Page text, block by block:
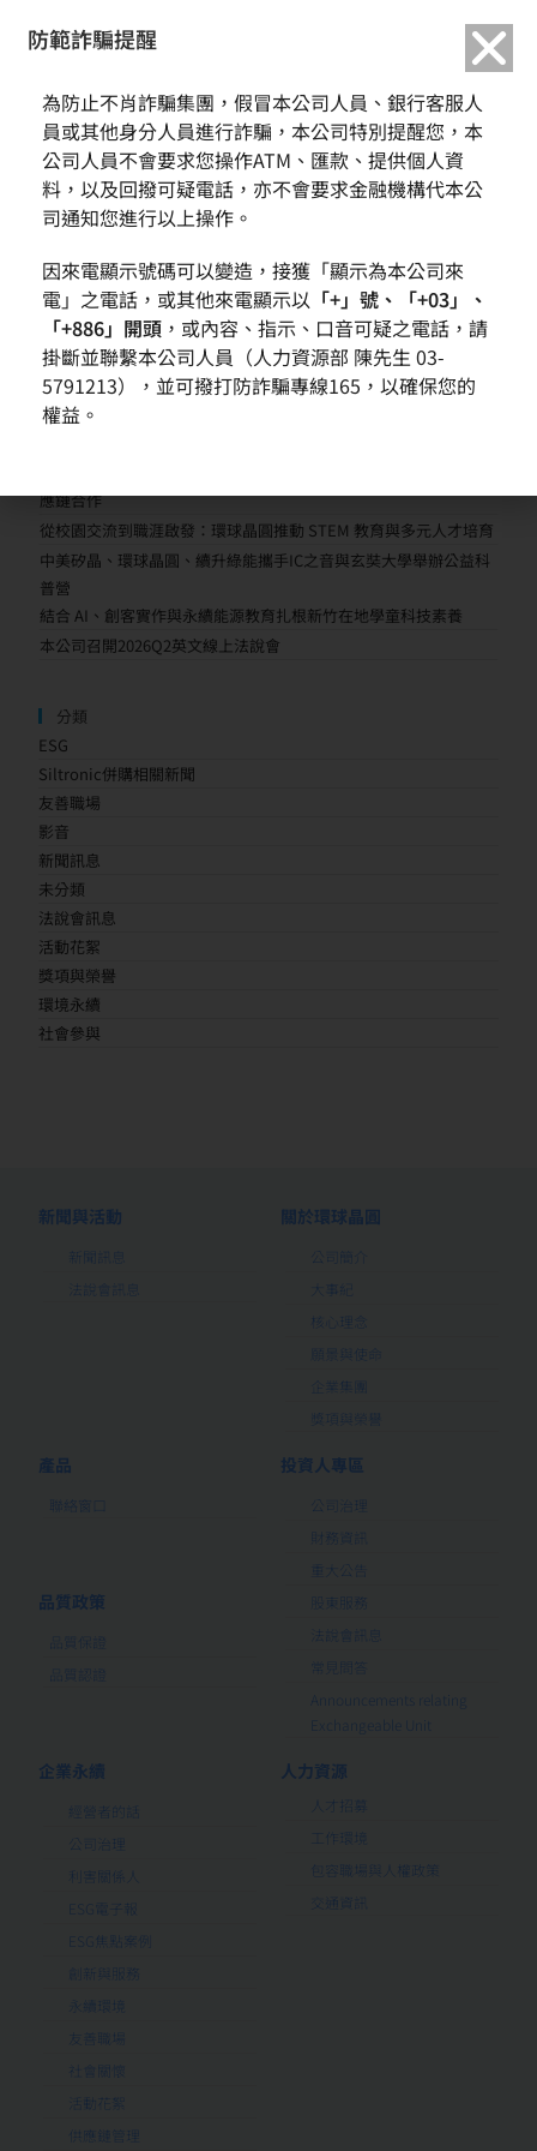
MEMC LLC
近期文章
環球晶圓營運動能回升 第二季營收季增近一成
AI需求帶動先進晶圓成長 全球擴產布局進入收成期
應鏈合作
從校園交流到職涯啟發：環球晶圓推動 STEM 教育與多元人才培育
中美矽晶、環球晶圓、續升綠能攜手IC之音與玄奘大學舉辦公益科
普營
結合 AI、創客實作與永續能源教育扎根新竹在地學童科技素養
本公司召開2026Q2英文線上法說會
分類
ESG
Siltronic併購相關新聞
友善職場
影音
新聞訊息
未分類
法說會訊息
活動花絮
獎項與榮譽
環境永續
社會參與
新聞與活動
新聞訊息
法說會訊息
關於環球晶圓
公司簡介
大事紀
核心理念
願景與使命
企業集團
獎項與榮譽
產品
聯絡窗口
品質政策
品質保證
品質認證
投資人專區
公司治理
財務資訊
重大公告
股東服務
法說會訊息
常見問答
Announcements relating
Exchangeable Unit
企業永續
經營者的話
公司治理
利害關係人
ESG電子報
ESG焦點案例
創新與服務
永續環境
友善職場
社會關懷
活動花絮
供應鏈管理
人力資源
人才招募
工作環境
包容職場與人權政策
交通資訊
防範詐騙提醒
為防止不肖詐騙集團，假冒本公司人員、銀行客服人
員或其他身分人員進行詐騙，本公司特別提醒您，本
公司人員不會要求您操作ATM、匯款、提供個人資
料，以及回撥可疑電話，亦不會要求金融機構代本公
司通知您進行以上操作。
因來電顯示號碼可以變造，接獲「顯示為本公司來
電」之電話，或其他來電顯示以 「+」號、「+03」、
「+886」開頭 ，或內容、指示、口音可疑之電話，請
掛斷並聯繫本公司人員（人力資源部 陳先生 03-
5791213），並可撥打防詐騙專線165，以確保您的
權益。